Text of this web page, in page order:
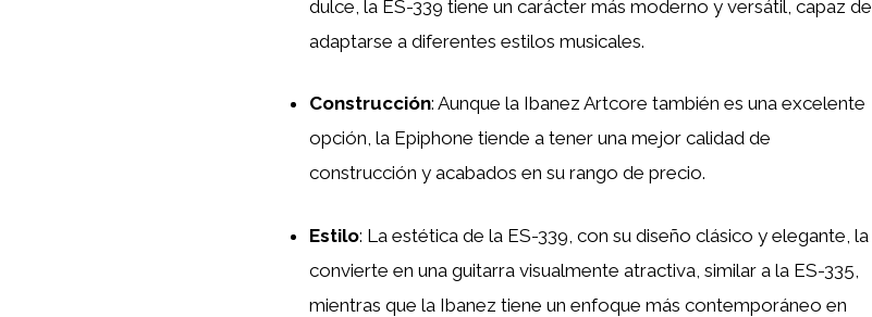
dulce, la ES-339 tiene un carácter más moderno y versátil, capaz de
adaptarse a diferentes estilos musicales.
Construcción: Aunque la Ibanez Artcore también es una excelente
opción, la Epiphone tiende a tener una mejor calidad de
construcción y acabados en su rango de precio.
Estilo: La estética de la ES-339, con su diseño clásico y elegante, la
convierte en una guitarra visualmente atractiva, similar a la ES-335,
mientras que la Ibanez tiene un enfoque más contemporáneo en